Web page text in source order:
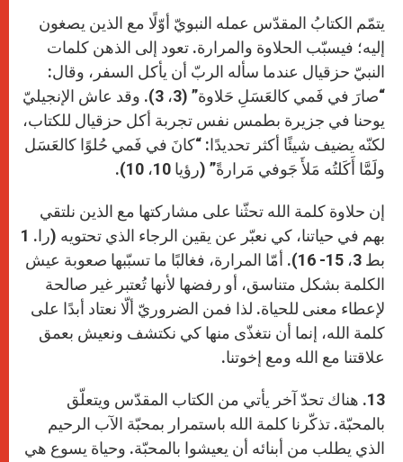
يتمّم الكتابُ المقدّس عمله النبويّ أوّلًا مع الذين يصغون
إليه؛ فيسبّب الحلاوة والمرارة. تعود إلى الذهن كلمات
النبيّ حزقيال عندما سأله الربّ أن يأكل السفر، وقال:
“صارَ في فَمي كالعَسَلِ حَلاوة” (3، 3). وقد عاش الإنجيليّ
يوحنا في جزيرة بطمس نفس تجربة أكل حزقيال للكتاب،
لكنّه يضيف شيئًا أكثر تحديدًا: “كانَ في فَمي حُلوًا كالعَسَل
ولَمَّا أَكَلتُه مَلأَ جَوفي مَرارةً” (رؤيا 10، 10).
إن حلاوة كلمة الله تحثّنا على مشاركتها مع الذين نلتقي
بهم في حياتنا، كي نعبّر عن يقين الرجاء الذي تحتويه (را. 1
بط 3، 15- 16). أمّا المرارة، فغالبًا ما تسبّبها صعوبة عيش
الكلمة بشكل متناسق، أو رفضها لأنها تُعتبر غير صالحة
لإعطاء معنى للحياة. لذا فمن الضروريّ ألّا نعتاد أبدًا على
كلمة الله، إنما أن نتغذّى منها كي نكتشف ونعيش بعمق
علاقتنا مع الله ومع إخوتنا.
13. هناك تحدّ آخر يأتي من الكتاب المقدّس ويتعلّق
بالمحبّة. تذكّرنا كلمة الله باستمرار بمحبّة الآب الرحيم
الذي يطلب من أبنائه أن يعيشوا بالمحبّة. وحياة يسوع هي